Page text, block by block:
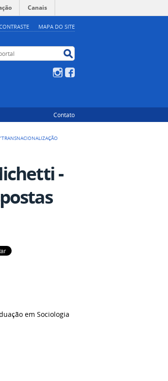
MAPA DO SITE
Canais
Instagram
Contato
-
em Sociologia